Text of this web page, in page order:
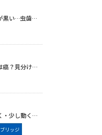
差し歯の根元が黒い…虫歯？劣化？放置してよいケース・やり替えが必要なケースを大橋の歯科医師が解説【大橋THREE歯科・矯正歯科】
歯茎のしこりは癌？見分け方と注意すべき症状｜白いできもの・硬い腫れの違い【大橋THREE歯科・矯正歯科】
前歯がぐらつく・少し動く原因は？治療と抜歯の判断基準｜大橋の歯医者
ブリッジ